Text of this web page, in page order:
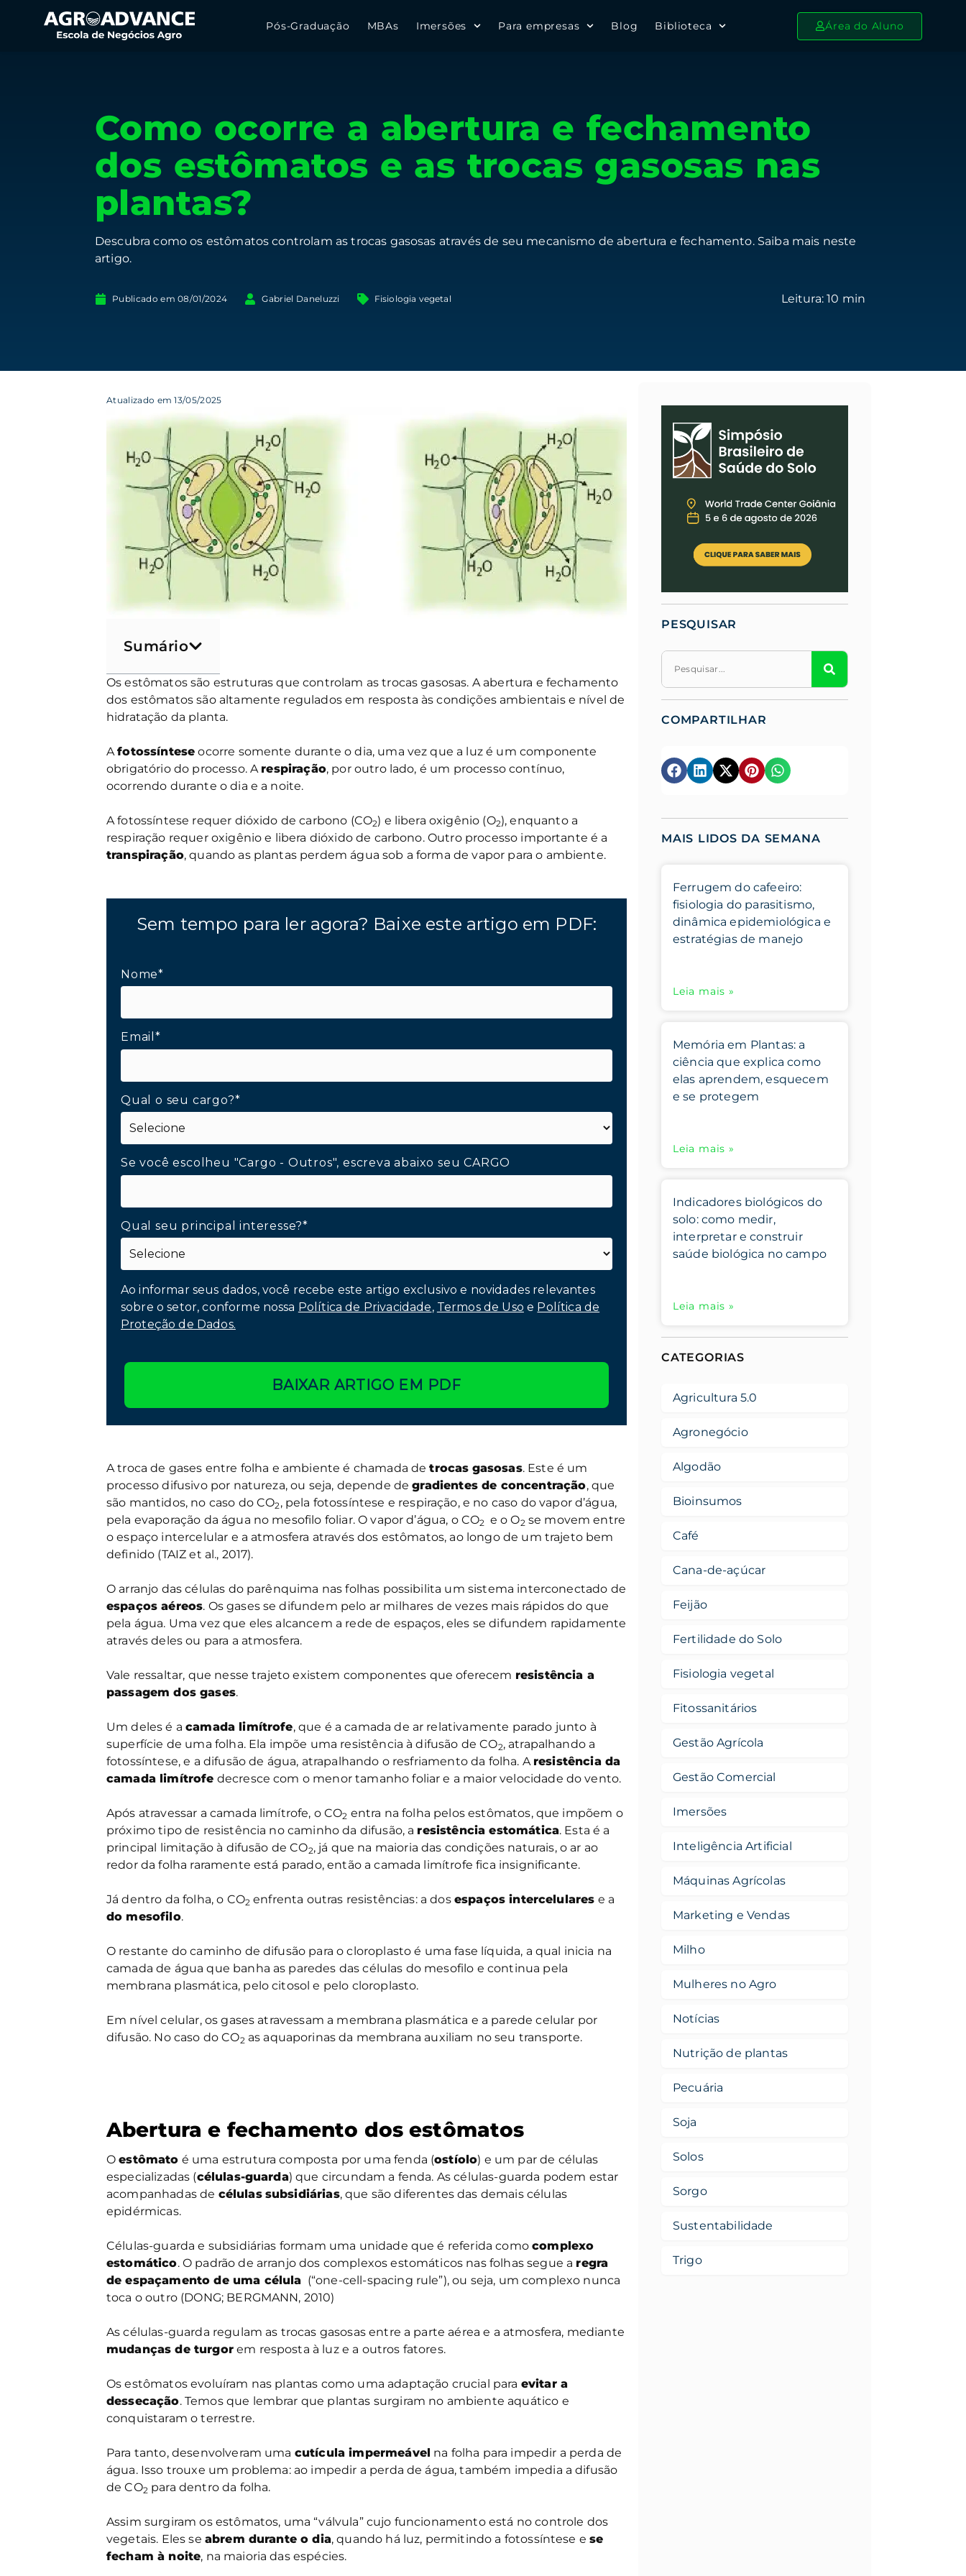
Pós-Graduação MBAs Imersões Para empresas Blog Biblioteca Área do Aluno
Como ocorre a abertura e fechamento
dos estômatos e as trocas gasosas nas
plantas?
Descubra como os estômatos controlam as trocas gasosas através de seu mecanismo de abertura e fechamento. Saiba mais neste
artigo.
Publicado em 08/01/2024 Gabriel Daneluzzi Fisiologia vegetal
Atualizado em 13/05/2025
Sumário
Os estômatos são estruturas que controlam as trocas gasosas. A abertura e fechamento
dos estômatos são altamente regulados em resposta às condições ambientais e nível de
hidratação da planta.
Afotossíntese ocorre somente durante o dia, uma vez que a luz é um componente
obrigatório do processo. A respiração, por outro lado, é um processo contínuo,
ocorrendo durante o dia e a noite.
A fotossíntese requer dióxido de carbono (CO2) e libera oxigênio (O2), enquanto a
respiração requer oxigênio e libera dióxido de carbono. Outro processo importante é a
transpiração, quando as plantas perdem água sob a forma de vapor para o ambiente.
Sem tempo para ler agora? Baixe este artigo em PDF:
Nome*
Email*
Qual o seu cargo?*
Se você escolheu "Cargo - Outros", escreva abaixo seu CARGO
Qual seu principal interesse?*
Ao informar seus dados, você recebe este artigo exclusivo e novidades relevantes
sobre o setor, conforme nossa Política de Privacidade, Termos de Uso e Política de
Proteção de Dados.
BAIXAR ARTIGO EM PDF
A troca de gases entre folha e ambiente é chamada detrocas gasosas. Este é um
processo difusivo por natureza, ou seja, depende degradientes de concentração, que
são mantidos, no caso do CO2, pela fotossíntese e respiração, e no caso do vapor d’água,
pela evaporação da água no mesofilo foliar. O vapor d’água, o CO2 e o O2 se movem entre
o espaço intercelular e a atmosfera através dos estômatos, ao longo de um trajeto bem
definido (TAIZ et al., 2017).
O arranjo das células do parênquima nas folhas possibilita um sistema interconectado de
espaços aéreos. Os gases se difundem pelo ar milhares de vezes mais rápidos do que
pela água. Uma vez que eles alcancem a rede de espaços, eles se difundem rapidamente
através deles ou para a atmosfera.
Vale ressaltar, que nesse trajeto existem componentes que oferecem resistência a
passagem dos gases.
Um deles é acamada limítrofe, que é a camada de ar relativamente parado junto à
superfície de uma folha. Ela impõe uma resistência à difusão de CO2, atrapalhando a
fotossíntese, e a difusão de água, atrapalhando o resfriamento da folha. A resistência da
camada limítrofe decresce com o menor tamanho foliar e a maior velocidade do vento.
Após atravessar a camada limítrofe, o CO2 entra na folha pelos estômatos, que impõem o
próximo tipo de resistência no caminho da difusão, a resistência estomática. Esta é a
principal limitação à difusão de CO2, já que na maioria das condições naturais, o ar ao
redor da folha raramente está parado, então a camada limítrofe fica insignificante.
Já dentro da folha, o CO2 enfrenta outras resistências: a dos espaços intercelulares e a
do mesofilo.
O restante do caminho de difusão para o cloroplasto é uma fase líquida, a qual inicia na
camada de água que banha as paredes das células do mesofilo e continua pela
membrana plasmática, pelo citosol e pelo cloroplasto.
Em nível celular, os gases atravessam a membrana plasmática e a parede celular por
difusão. No caso do CO2 as aquaporinas da membrana auxiliam no seu transporte.
Abertura e fechamento dos estômatos
Oestômato é uma estrutura composta por uma fenda (ostíolo) e um par de células
especializadas (células-guarda) que circundam a fenda. As células-guarda podem estar
acompanhadas de células subsidiárias, que são diferentes das demais células
epidérmicas.
Células-guarda e subsidiárias formam uma unidade que é referida comocomplexo
estomático. O padrão de arranjo dos complexos estomáticos nas folhas segue a regra
de espaçamento de uma célula (“one-cell-spacing rule”), ou seja, um complexo nunca
toca o outro (DONG; BERGMANN, 2010)
As células-guarda regulam as trocas gasosas entre a parte aérea e a atmosfera, mediante
mudanças de turgorem resposta à luz e a outros fatores.
Os estômatos evoluíram nas plantas como uma adaptação crucial para evitar a
dessecação. Temos que lembrar que plantas surgiram no ambiente aquático e
conquistaram o terrestre.
Para tanto, desenvolveram uma cutícula impermeável na folha para impedir a perda de
água. Isso trouxe um problema: ao impedir a perda de água, também impedia a difusão
de CO2 para dentro da folha.
Assim surgiram os estômatos, uma “válvula” cujo funcionamento está no controle dos
vegetais. Eles se abrem durante o dia, quando há luz, permitindo a fotossíntese ese
fecham à noite, na maioria das espécies.
PESQUISAR
COMPARTILHAR
MAIS LIDOS DA SEMANA
Ferrugem do cafeeiro:
fisiologia do parasitismo,
dinâmica epidemiológica e
estratégias de manejo
Leia mais »
Memória em Plantas: a
ciência que explica como
elas aprendem, esquecem
e se protegem
Leia mais »
Indicadores biológicos do
solo: como medir,
interpretar e construir
saúde biológica no campo
Leia mais »
CATEGORIAS
Agricultura 5.0
Agronegócio
Algodão
Bioinsumos
Café
Cana-de-açúcar
Feijão
Fertilidade do Solo
Fisiologia vegetal
Fitossanitários
Gestão Agrícola
Gestão Comercial
Imersões
Inteligência Artificial
Máquinas Agrícolas
Marketing e Vendas
Milho
Mulheres no Agro
Notícias
Nutrição de plantas
Pecuária
Soja
Solos
Sorgo
Sustentabilidade
Trigo